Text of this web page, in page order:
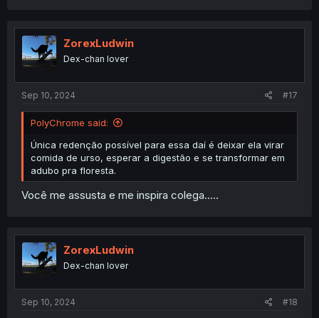
ZorexLudwin
Dex-chan lover
Sep 10, 2024 #17
PolyChrome said:
Única redenção possível para essa daí é deixar ela virar
comida de urso, esperar a digestão e se transformar em
adubo pra floresta.
Você me assusta e me inspira colega.....
ZorexLudwin
Dex-chan lover
Sep 10, 2024 #18